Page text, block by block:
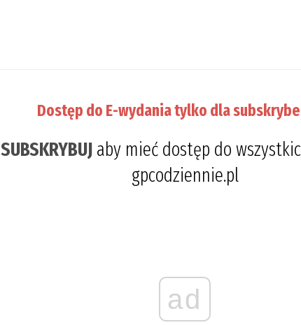
Dostęp do E-wydania tylko dla
SUBSKRYBUJaby mieć dostęp do
gpcodziennie.pl
ad